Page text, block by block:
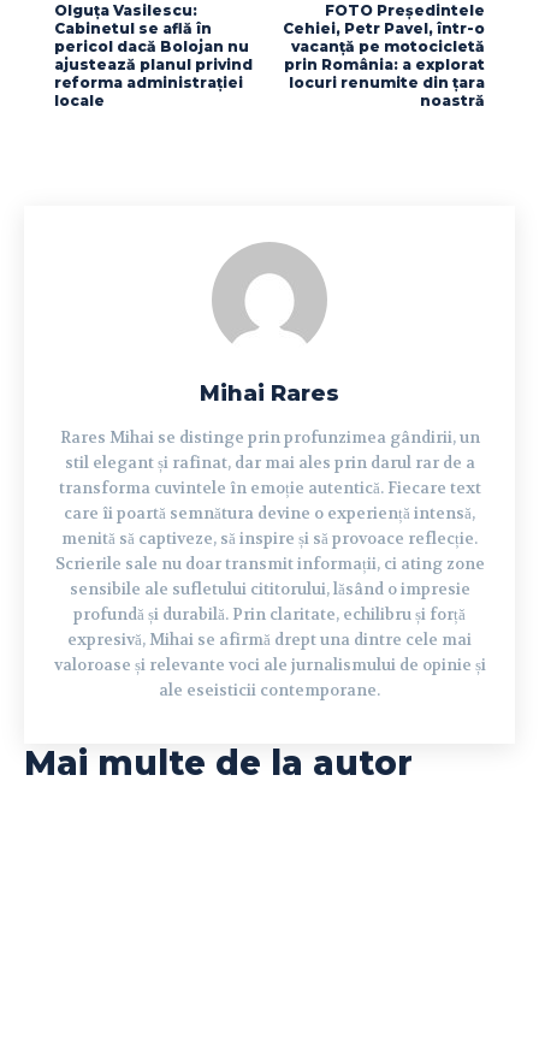
Olguța Vasilescu:
Cabinetul se află în
pericol dacă Bolojan nu
ajustează planul privind
reforma administrației
locale
FOTO Președintele
Cehiei, Petr Pavel, într-o
vacanță pe motocicletă
prin România: a explorat
locuri renumite din țara
noastră
Mihai Rares
Rares Mihai se distinge prin profunzimea gândirii, un
stil elegant și rafinat, dar mai ales prin darul rar de a
transforma cuvintele în emoție autentică. Fiecare text
care îi poartă semnătura devine o experiență intensă,
menită să captiveze, să inspire și să provoace reflecție.
Scrierile sale nu doar transmit informații, ci ating zone
sensibile ale sufletului cititorului, lăsând o impresie
profundă și durabilă. Prin claritate, echilibru și forță
expresivă, Mihai se afirmă drept una dintre cele mai
valoroase și relevante voci ale jurnalismului de opinie și
ale eseisticii contemporane.
Mai multe de la autor